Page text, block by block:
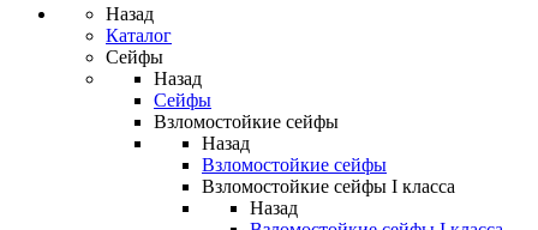
Назад
Каталог
Сейфы
Назад
Сейфы
Взломостойкие сейфы
Назад
Взломостойкие сейфы
Взломостойкие сейфы I класса
Назад